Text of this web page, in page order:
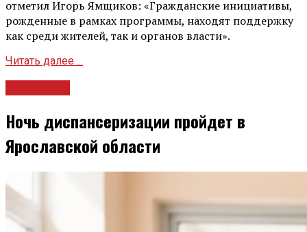
отметил Игорь Ямщиков: «Гражданские инициативы,
рожденные в рамках программы, находят поддержку
как среди жителей, так и органов власти».
Читать далее ...
Ночь диспансеризации пройдет в
Ярославской области